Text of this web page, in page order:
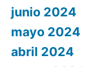
junio 2024
mayo 2024
abril 2024